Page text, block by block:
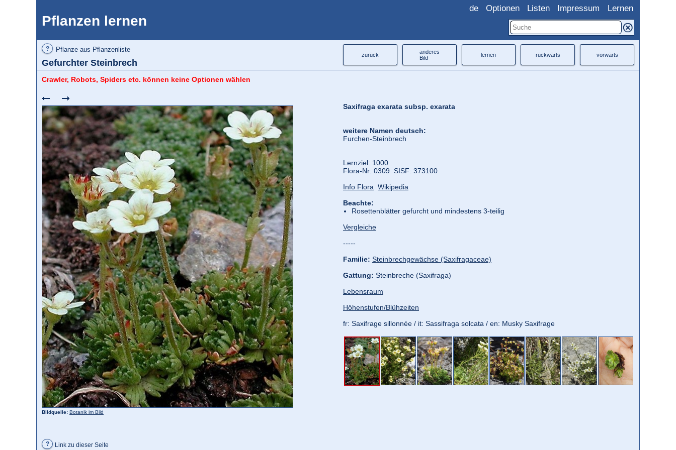
Pflanzen lernen
de Optionen Listen Impressum Lernen
? Pflanze aus Pflanzenliste
Gefurchter Steinbrech
zurück
anderes
Bild
lernen rückwärts vorwärts
Crawler, Robots, Spiders etc. können keine Optionen wählen
Bildquelle: Botanik im Bild
Saxifraga exarata subsp. exarata
weitere Namen deutsch:
Furchen-Steinbrech
Lernziel: 1000
Flora‑Nr: 0309 SISF: 373100
Info Flora Wikipedia
Beachte:
Rosettenblätter gefurcht und mindestens 3-teilig
Vergleiche
-----
Familie: Steinbrechgewächse (Saxifragaceae)
Gattung: Steinbreche (Saxifraga)
Lebensraum
Höhenstufen/Blühzeiten
fr: Saxifrage sillonnée / it: Sassifraga solcata / en: Musky Saxifrage
? Link zu dieser Seite